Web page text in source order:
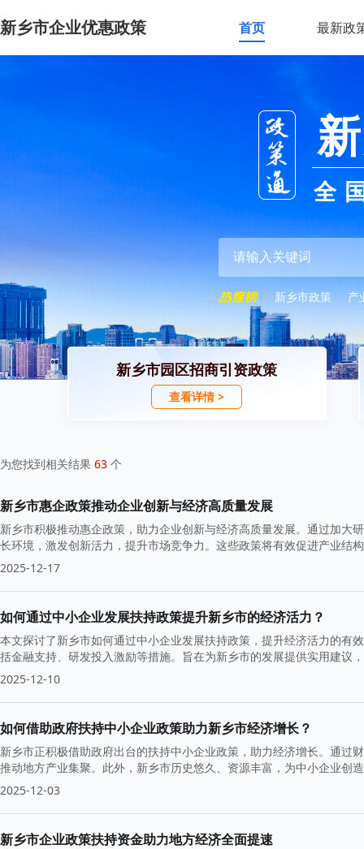
新乡市企业优惠政策 首页 最新政
全
新乡市政策 产
新乡市园区招商引资政策
查看详情 >
为您找到相关结果 63 个
新乡市惠企政策推动企业创新与经济高质量发展
新乡市积极推动惠企政策，助力企业创新与经济高质量发展。通过加大
长环境，激发创新活力，提升市场竞争力。这些政策将有效促进产业结
2025-12-17
如何通过中小企业发展扶持政策提升新乡市的经济活力？
本文探讨了新乡市如何通过中小企业发展扶持政策，提升经济活力的有
括金融支持、研发投入激励等措施。旨在为新乡市的发展提供实用建议
2025-12-10
如何借助政府扶持中小企业政策助力新乡市经济增长？
新乡市正积极借助政府出台的扶持中小企业政策，助力经济增长。通过
推动地方产业集聚。此外，新乡市历史悠久、资源丰富，为中小企业创
2025-12-03
新乡市企业政策扶持资金助力地方经济全面提速